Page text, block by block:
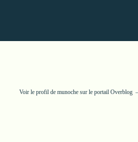
Voir le profil de munoche sur le portail Overblog